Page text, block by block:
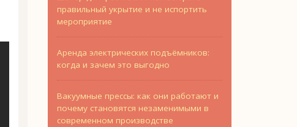
правильный укрытие и не испортить
мероприятие
Аренда электрических подъёмников:
когда и зачем это выгодно
Вакуумные прессы: как они работают и
почему становятся незаменимыми в
современном производстве